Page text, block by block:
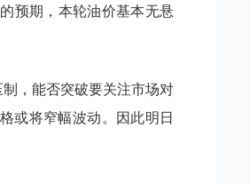
预期，本轮油价基本无悬
，能否突破要关注市场对
或将窄幅波动。因此明日